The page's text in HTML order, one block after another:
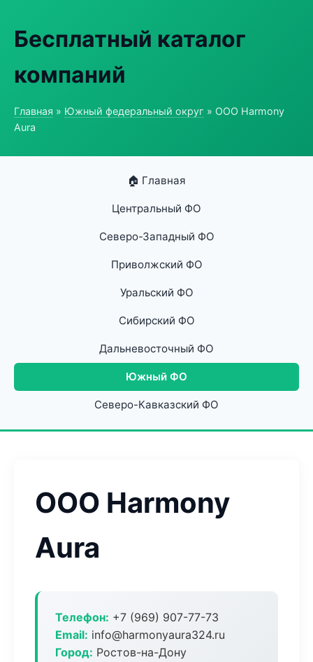
Бесплатный каталог
компаний
Главная » Южный федеральный округ » ООО Harmony
Aura
🏠 Главная
Центральный ФО
Северо-Западный ФО
Приволжский ФО
Уральский ФО
Сибирский ФО
Дальневосточный ФО
Южный ФО
Северо-Кавказский ФО
ООО Harmony
Aura
Телефон: +7 (969) 907-77-73
Email: info@harmonyaura324.ru
Город: Ростов-на-Дону